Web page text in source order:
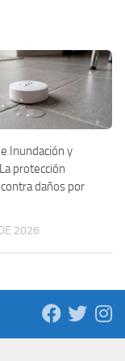
Inundación y
protección
daños por
2026